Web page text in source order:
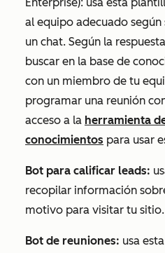
al equipo adecuado
un chat. Según la
buscar en la base de
con un miembro de tu
programar una reunión
acceso a la herramienta
conocimientos para usar
Bot para calificar leads:
recopilar información
motivo para visitar tu sitio.
Bot de reuniones: usa